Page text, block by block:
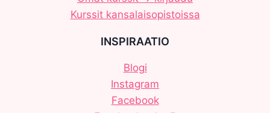
Kurssit kansalaisopistoissa
INSPIRAATIO
Blogi
Instagram
Facebook